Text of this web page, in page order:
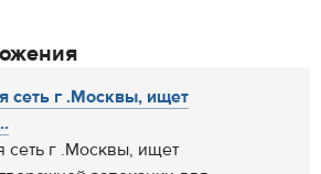
сеть г .Москвы, ищет
сеть г .Москвы, ищет